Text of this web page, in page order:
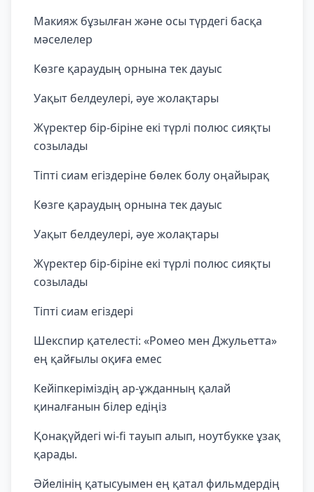
Макияж бұзылған және осы түрдегі басқа
мәселелер
Көзге қараудың орнына тек дауыс
Уақыт белдеулері, әуе жолақтары
Жүректер бір-біріне екі түрлі полюс сияқты
созылады
Тіпті сиам егіздеріне бөлек болу оңайырақ
Көзге қараудың орнына тек дауыс
Уақыт белдеулері, әуе жолақтары
Жүректер бір-біріне екі түрлі полюс сияқты
созылады
Тіпті сиам егіздері
Шекспир қателесті: «Ромео мен Джульетта»
ең қайғылы оқиға емес
Кейіпкеріміздің ар-ұжданның қалай
қиналғанын білер едіңіз
Қонақүйдегі wi-fi тауып алып, ноутбукке ұзақ
қарады.
Әйелінің қатысуымен ең қатал фильмдердің